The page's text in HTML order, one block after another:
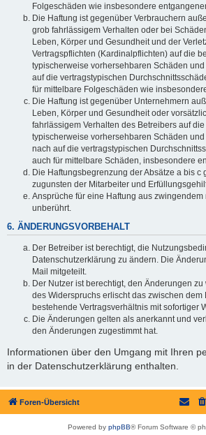
Folgeschäden wie insbesondere
Die Haftung ist gegenüber Verbrauchern
grob fahrlässigem Verhalten oder bei
Leben, Körper und Gesundheit und der
Vertragspflichten (Kardinalpflichten) auf die
typischerweise vorhersehbaren Schäden
auf die vertragstypischen
für mittelbare Folgeschäden wie
Die Haftung ist gegenüber Unternehmern
Leben, Körper und Gesundheit oder
fahrlässigem Verhalten des Betreibers auf
typischerweise vorhersehbaren Schäden
nach auf die vertragstypischen
auch für mittelbare Schäden, insbesondere
Die Haftungsbegrenzung der Absätze a bis c
zugunsten der Mitarbeiter und
Ansprüche für eine Haftung aus
unberührt.
6. ÄNDERUNGSVORBEHALT
Der Betreiber ist berechtigt, die
Datenschutzerklärung zu ändern. Die
Mail mitgeteilt.
Der Nutzer ist berechtigt, den Änderungen
des Widerspruchs erlischt das zwischen
bestehende Vertragsverhältnis mit sofortiger
Die Änderungen gelten als anerkannt und
den Änderungen zugestimmt hat.
Informationen über den Umgang mit Ihren
in der Datenschutzerklärung enthalten.
Foren-Übersicht
Powered by phpBB® Forum Software ©